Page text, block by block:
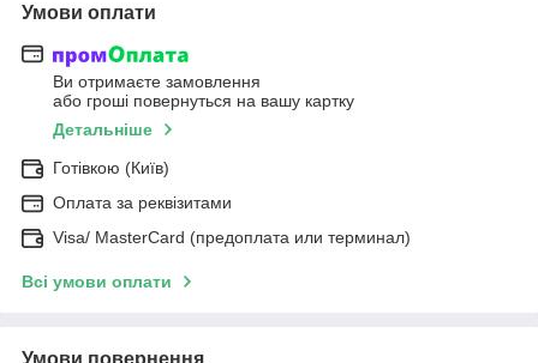
Умови оплати
Ви отримаєте замовлення
або гроші повернуться на вашу картку
Детальніше
Готівкою (Київ)
Оплата за реквізитами
Visa/ MasterCard (предоплата или терминал)
Всі умови оплати